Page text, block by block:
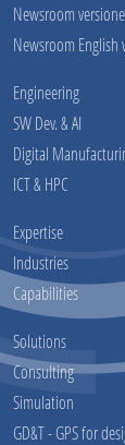
Newsroom
Newsroom English
Engineering
SW Dev. & AI
Digital
ICT & HPC
Expertise
Industries
Capabilities
Solutions
Consulting
Simulation
GD&T - GPS for